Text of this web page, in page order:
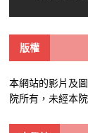
版權
本網站的影片及
院所有，未經本